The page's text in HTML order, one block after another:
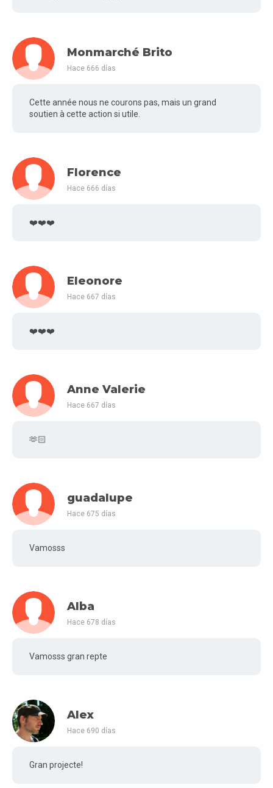
Monmarché Brito
Hace 666 días
Cette année nous ne courons pas, mais un grand
soutien à cette action si utile.
Florence
Hace 666 días
❤️❤️❤️
Eleonore
Hace 667 días
❤️❤️❤️
Anne Valerie
Hace 667 días
🫶🏻
guadalupe
Hace 675 días
Vamosss
Alba
Hace 678 días
Vamosss gran repte
Alex
Hace 690 días
Gran projecte!